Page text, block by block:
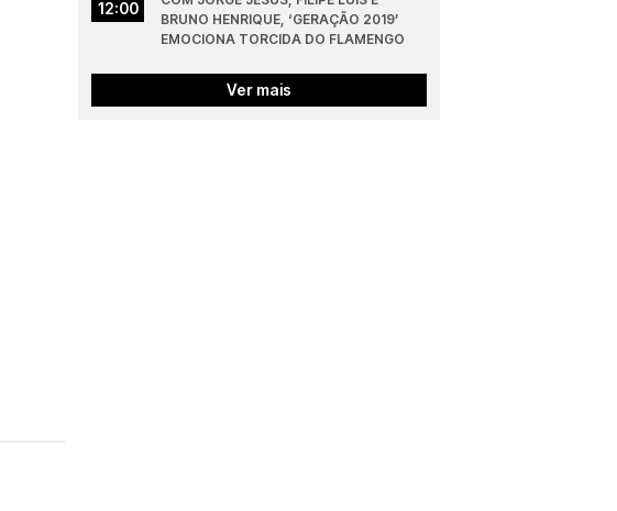
12:00
BRUNO HENRIQUE, ‘GERAÇÃO 2019’
EMOCIONA TORCIDA DO FLAMENGO
Ver mais